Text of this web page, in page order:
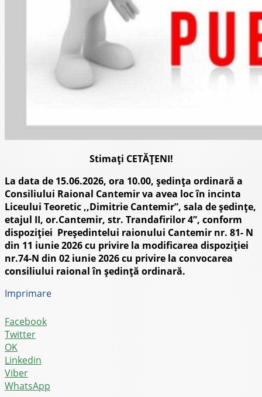
Stimați CETĂȚENI!
La data de 15.06.2026, ora 10.00, ședința ordinară a
Consiliului Raional Cantemirva avea locîn incinta
Liceului Teoretic ,,Dimitrie Cantemir”, sala de ședințe,
etajul II, or.Cantemir, str. Trandafirilor 4”, conform
dispoziției Președintelui raionului Cantemir nr. 81- N
din 11 iunie 2026 cu privire la modificarea dispoziției
nr.74-N din 02 iunie 2026 cu privire la convocarea
consiliului raional în ședință ordinară.
Imprimare
Facebook
Twitter
OK
Linkedin
Viber
WhatsApp